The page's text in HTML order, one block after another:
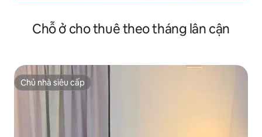
Chỗ ở cho thuê theo tháng lân cận
Chủ nhà siêu cấp
Chủ nhà siêu cấp